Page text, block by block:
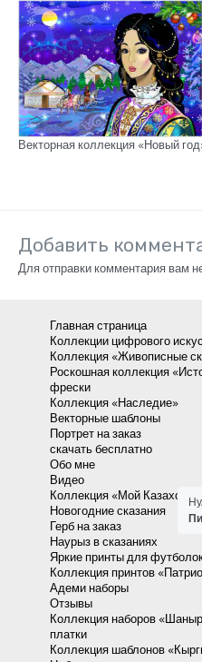
Векторная коллекция «Новый
Добавить
Для отправки комментария вам
Главная страница
Коллекции цифрового
Коллекция «Живописные
Роскошная коллекция
фрески
Коллекция «Наследие»
Векторные шаблоны
Портрет на заказ
скачать бесплатно
Обо мне
Видео
Коллекция «Мой Казахстан»
Новогодние сказания
Герб на заказ
Наурыз в сказаниях
Яркие принты для
Коллекция принтов
Адеми наборы
Отзывы
Коллекция наборов
платки
Коллекция шаблонов